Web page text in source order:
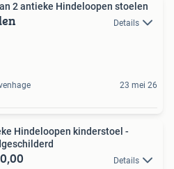
2 antieke Hindeloopen stoelen
Details
23 mei 26
Hindeloopen kinderstoel -
Details